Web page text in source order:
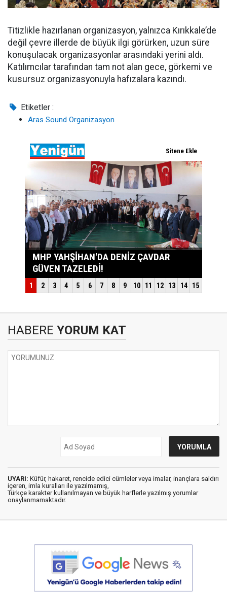
Titizlikle hazırlanan organizasyon, yalnızca Kırıkkale’de
değil çevre illerde de büyük ilgi görürken, uzun süre
konuşulacak organizasyonlar arasındaki yerini aldı.
Katılımcılar tarafından tam not alan gece, görkemi ve
kusursuz organizasyonuyla hafızalara kazındı.
Etiketler :
Aras Sound Organizasyon
HABERE YORUM KAT
UYARI: Küfür, hakaret, rencide edici cümleler veya imalar, inançlara saldırı
içeren, imla kuralları ile yazılmamış,
Türkçe karakter kullanılmayan ve büyük harflerle yazılmış yorumlar
onaylanmamaktadır.